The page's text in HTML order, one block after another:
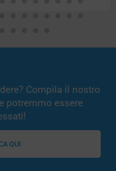
Compila il nostro
potremmo essere
QUI